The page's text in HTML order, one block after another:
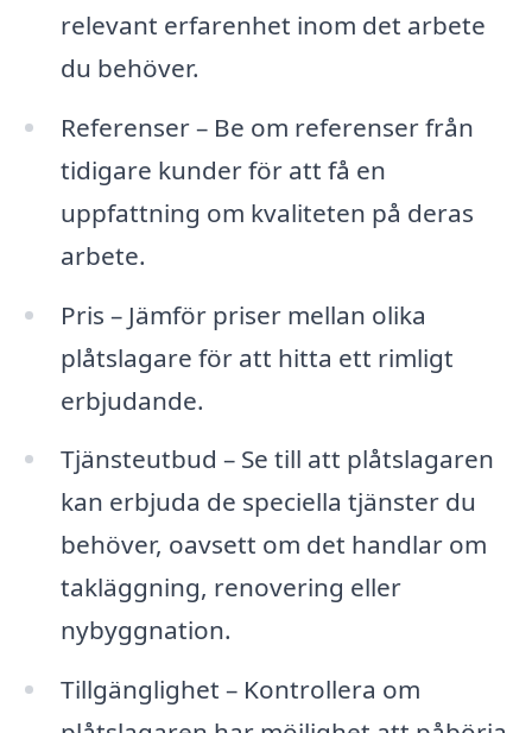
relevant erfarenhet inom det arbete
du behöver.
Referenser – Be om referenser från
tidigare kunder för att få en
uppfattning om kvaliteten på deras
arbete.
Pris – Jämför priser mellan olika
plåtslagare för att hitta ett rimligt
erbjudande.
Tjänsteutbud – Se till att plåtslagaren
kan erbjuda de speciella tjänster du
behöver, oavsett om det handlar om
takläggning, renovering eller
nybyggnation.
Tillgänglighet – Kontrollera om